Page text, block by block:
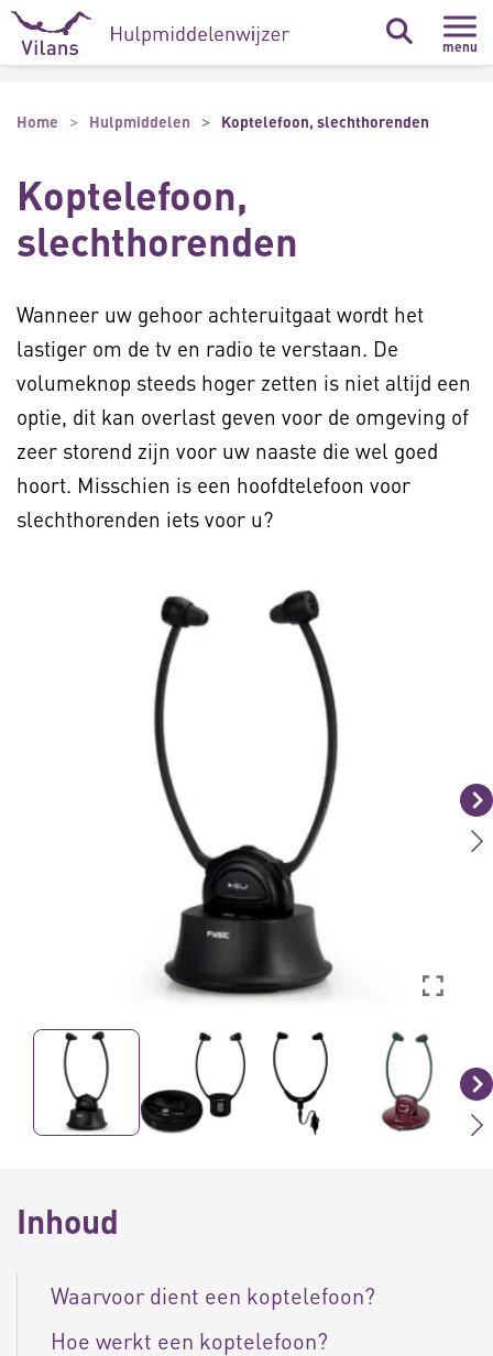
Naar hoofdinhoud
Naar footer
menu
Home Hulpmiddelen Koptelefoon, slechthorenden
Koptelefoon,
slechthorenden
Wanneer uw gehoor achteruitgaat wordt het
lastiger om de tv en radio te verstaan. De
volumeknop steeds hoger zetten is niet altijd een
optie, dit kan overlast geven voor de omgeving of
zeer storend zijn voor uw naaste die wel goed
hoort. Misschien is een hoofdtelefoon voor
slechthorenden iets voor u?
Inhoud
Waarvoor dient een koptelefoon?
Hoe werkt een koptelefoon?